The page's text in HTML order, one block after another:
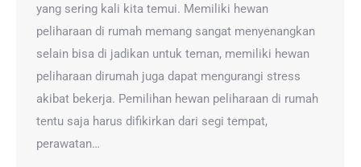
yang sering kali kita temui. Memiliki hewan
peliharaan di rumah memang sangat menyenangkan
selain bisa di jadikan untuk teman, memiliki hewan
peliharaan dirumah juga dapat mengurangi stress
akibat bekerja. Pemilihan hewan peliharaan di rumah
tentu saja harus difikirkan dari segi tempat,
perawatan…